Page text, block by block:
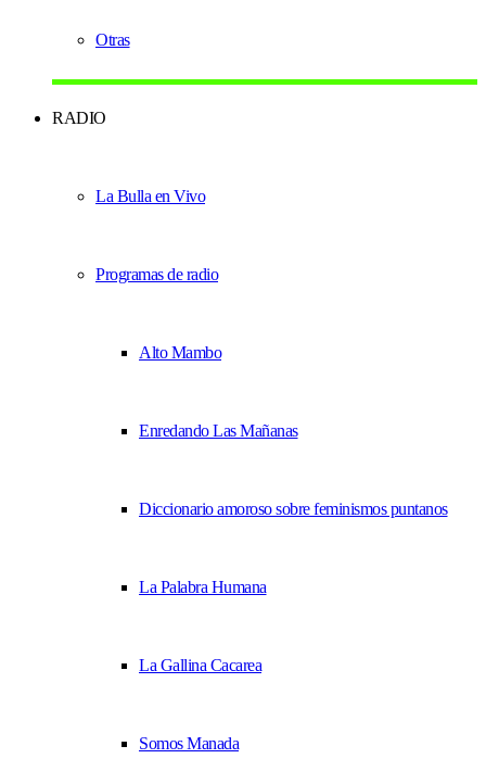
Otras
RADIO
La Bulla en Vivo
Programas de radio
Alto Mambo
Enredando Las Mañanas
Diccionario amoroso sobre feminismos puntanos
La Palabra Humana
La Gallina Cacarea
Somos Manada